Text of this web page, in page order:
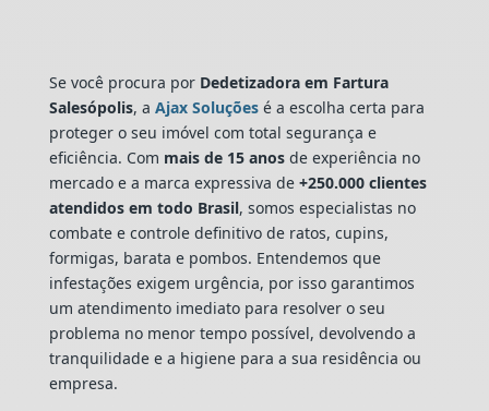
Se você procura por Dedetizadora em Fartura
Salesópolis, a Ajax Soluçõesé a escolha certa para
proteger o seu imóvel com total segurança e
eficiência. Com mais de 15 anosde experiência no
mercado e a marca expressiva de+250.000 clientes
atendidos em todo Brasil, somos especialistas no
combate e controle definitivo de ratos, cupins,
formigas, barata e pombos. Entendemos que
infestações exigem urgência, por isso garantimos
um atendimento imediato para resolver o seu
problema no menor tempo possível, devolvendo a
tranquilidade e a higiene para a sua residência ou
empresa.